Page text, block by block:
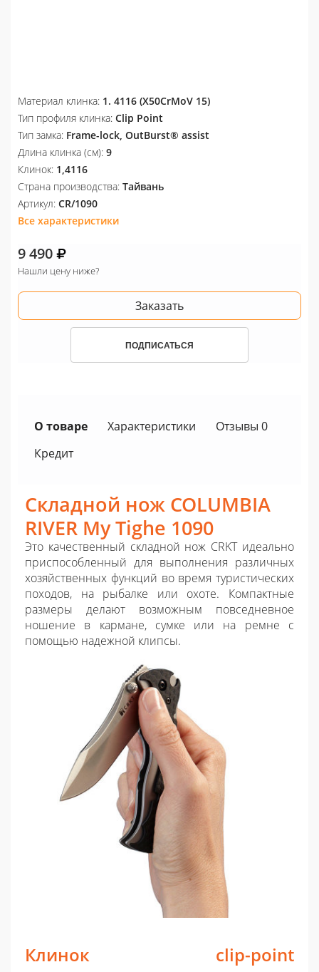
Материал клинка: 1. 4116 (X50CrMoV 15)
Тип профиля клинка: Clip Point
Тип замка: Frame-lock, OutBurst® assist
Длина клинка (см): 9
Клинок: 1,4116
Страна производства: Тайвань
Артикул: CR/1090
Все характеристики
9 490
Нашли цену ниже?
Заказать
ПОДПИСАТЬСЯ
О товаре Характеристики
Отзывы 0
Кредит
Складной нож COLUMBIA
RIVER My Tighe 1090
Это качественный складной нож CRKT идеально
приспособленный для выполнения различных
хозяйственных функций во время туристических
походов, на рыбалке или охоте. Компактные
размеры делают возможным повседневное
ношение в кармане, сумке или на ремне с
помощью надежной клипсы.
Клинок clip-point